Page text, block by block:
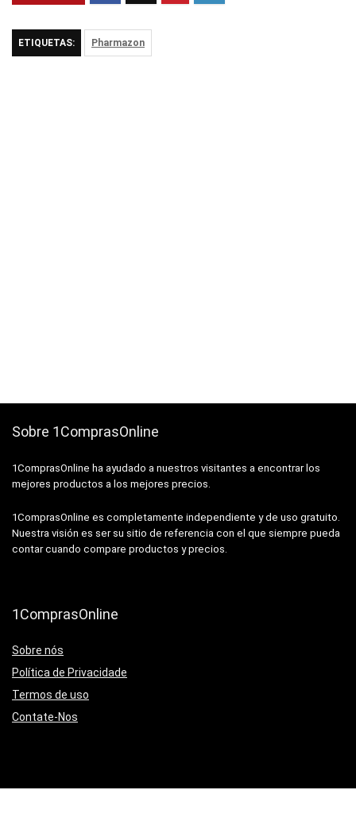
ETIQUETAS: Pharmazon
Sobre 1ComprasOnline
1ComprasOnline ha ayudado a nuestros visitantes a encontrar los
mejores productos a los mejores precios.
1ComprasOnline es completamente independiente y de uso gratuito.
Nuestra visión es ser su sitio de referencia con el que siempre pueda
contar cuando compare productos y precios.
1ComprasOnline
Sobre nós
Política de Privacidade
Termos de uso
Contate-Nos